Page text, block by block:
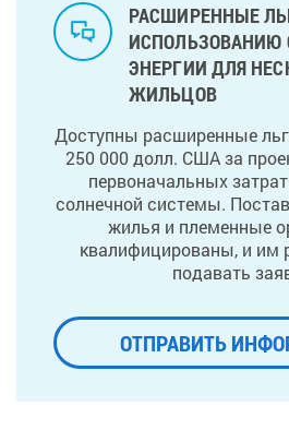
РАСШИРЕННЫЕ
ИСПОЛЬЗОВАНИЮ
ЭНЕРГИИ ДЛЯ
ЖИЛЬЦОВ
Доступны расширенные
250 000 долл. США за
первоначальных
солнечной системы.
жилья и племенные
квалифицированы, и им
подавать
ОТПРАВИТЬ